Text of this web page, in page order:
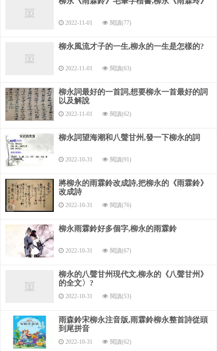
而“歸思難收”；二是“嘆年來蹤跡”，深感游宦淹留；三是“想佳
人”之思緒，此乃“不忍”之根源。“誤幾回、天際識歸舟”，不知
最后兩句轉到自己身上，“倚闌干處，正恁凝愁”，怎會知
道我身倚欄桿苦苦思念滿懷憂愁？在詞人多篇寫羈旅行役的長
序，抒情淋漓盡致，寫盡了他鄉游子的羈旅哀愁。
全詞語言通俗，將思鄉懷人之意緒表達得明白如話，然感
情真摯而強烈，跌宕起伏。詞中“漸霜風”幾句為千古登臨名
關于 柳永《八聲甘州》這首詩的賞析
旅行役之苦，表達了強烈的思歸情緒，語淺而情深。
是柳永同類作品中藝術成就最高的一首，其中佳句“不減唐
人高處”（蘇東坡語）。 開頭兩句寫雨后江天，澄澈如洗。
一個“對”字，已寫出登臨縱目、望極天涯的境界。當時，
天色已晚，暮雨瀟瀟，灑遍江天，千里無垠。
覺素秋清爽，無與倫比。自“漸霜風”句起，以一個“漸”字，領起
四言三句十二字。
遂又生一番變化。這樣詞人用一“漸字”，神態畢備。
秋已更深，雨洗暮空，乃覺涼風忽至，其氣凄然而遒勁，
直令衣單之游子，有不可禁當之勢。一“緊”字，又用上聲，氣
2022-11-01 閱讀(77)
柳永風流才子的一生,柳永的一生是怎樣的?
2022-11-01 閱讀(63)
柳永詞最好的一首詞,想要柳永一首最好的詞
以及解說
2022-11-01 閱讀(62)
柳永詞望海潮和八聲甘州,發一下柳永的詞
2022-10-31 閱讀(91)
將柳永的雨霖鈴改成詩,把柳永的《雨霖鈴》
改成詩
2022-10-31 閱讀(76)
柳永雨霖鈴好多個字,柳永的雨霖鈴
2022-10-31 閱讀(67)
柳永的八聲甘州現代文,柳永的《八聲甘州》
的全文〉?
2022-10-31 閱讀(53)
雨森鈴宋柳永注音版,雨霖鈴柳永整首詩從頭
到尾拼音
2022-10-31 閱讀(62)